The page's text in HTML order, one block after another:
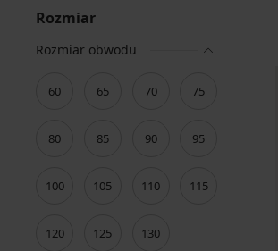
Rozmiar
Rozmiar obwodu
60 65 70 75
80 85 90 95
100 105 110 115
120 125 130